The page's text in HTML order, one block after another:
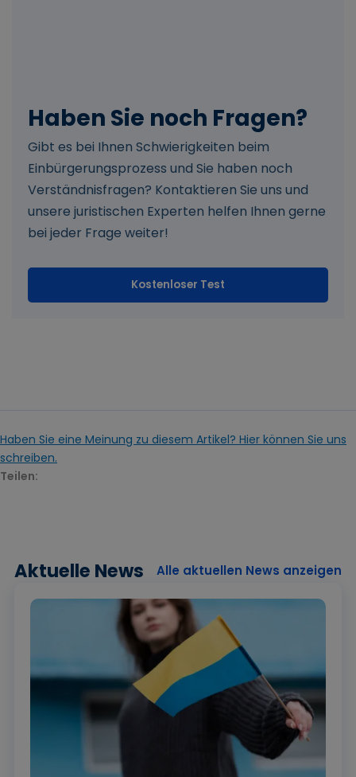
Haben Sie noch Fragen?
Gibt es bei Ihnen Schwierigkeiten beim
Einbürgerungsprozess und Sie haben noch
Verständnisfragen? Kontaktieren Sie uns und
unsere juristischen Experten helfen Ihnen gerne
bei jeder Frage weiter!
Kostenloser Test
Haben Sie eine Meinung zu diesem Artikel? Hier können Sie uns
schreiben.
Teilen:
Aktuelle News Alle aktuellen News anzeigen